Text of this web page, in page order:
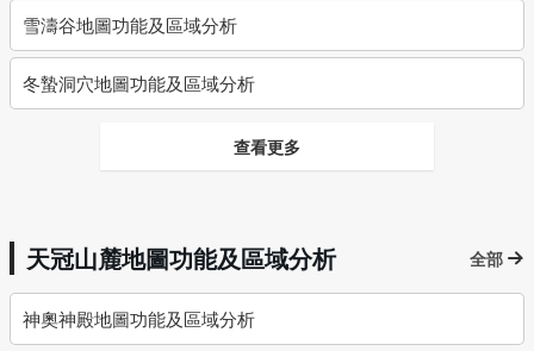
雪濤谷地圖功能及區域分析
冬蟄洞穴地圖功能及區域分析
查看更多
天冠山麓地圖功能及區域分析 全部
神奧神殿地圖功能及區域分析